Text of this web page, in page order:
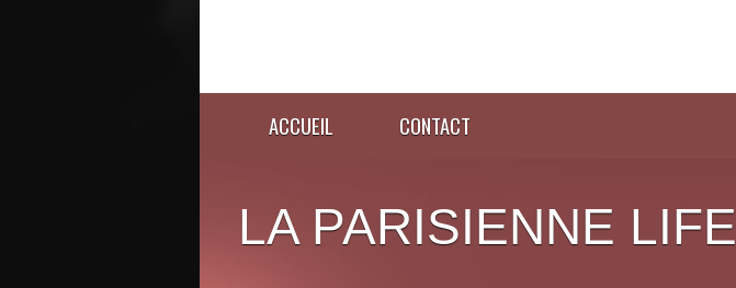
ACCUEIL CONTACT
LA PARISIENNE LIFE